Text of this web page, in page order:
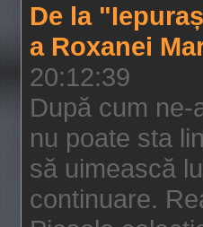
De la
a Roxanei
20:12:39
După cum ne-
nu poate sta
să uimească
continuare.